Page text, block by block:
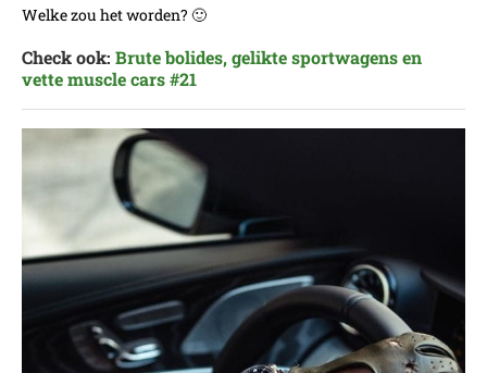
Welke zou het worden? 🙂
Check ook: Brute bolides, gelikte sportwagens en
vette muscle cars #21